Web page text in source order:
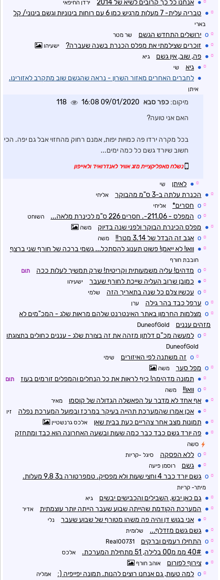
● אנחנו כל כך קרובים לשיא של 2014 ירדן החיפאי
☼
● טבריה עלית- 7 מעלות מרגיש כמו 6 עם רוחות בינוניות וגשם בינוני/ קל
בארי
☼
o ירושלים התחדש הגשם שר מטר
☼
● זוכרים שצילמתי את מפלס הכנרת בשנה שעברה? ישעיהו
☼
● פה, שוב, אין גשם גיא
☼
● גיא שי
● לחברים האחרים מאזור השרון - נראה שהגשם שוב מתקרב לאזורינו.
איתן
מיקום: כפר סבא 09/01/2020 16:08
118
האם אני טועה?
בכל מקרה ירדו פה כמויות יפות, אמנם רחוק מהחזוי אבל גם יפה. הכי
חשוב שיורד גשם כל כמה ימים...
נשלח מאפליקציית מזג אוויר לאנדרואיד ולאייפון
☼
● לאיתן שי
☼
● הכנרת עלתה ב-3 ס"מ מהבוקר אליחי
☼
o חסרים* אליחי
☼
o המפלס - 211.06-. חסרים 226 ס"מ לכינרת מלאה... השוחט
☼
● מפלס הכינרת הבוקר ולפני שנה בדיוק משה
☼
o אגב זה הבדל של 3.14 מטר!! משה
☼
● וואו! לא ייאמן! פשוט תענוג להסתכל... גשמי ברכה של חורף שני ברצף
חובבת חורף
☼
o מדהים! עליה משמעותית וקריטית! שרק תמשיך לעלות ככה תום
☼
● כמובן שרוב העליה שייכת לחורף שעבר ישעיהו
☼
o עכשיו צלם כל שנה בתאריך הזה שלמי
☼
o ערפל כבד בהר גילה ערן
☼
o מצלמות החרמון באתר האינטרנט שלהם מראות שלג - המכ"מים לא
מזהים עננים
DuneofGold
☼
o למעשה מכ"ם דלתון מזהה את זה בצורת שלג - עננים כחולים בתצוגתו
DuneofGold
☼
o זה משתנה לפי האיזורים שימי
☼
o מפל סער משה
☼
● תמונה מדהימה! כיף לראות את כל הנחלים והמפלים זורמים בעוז תום
☼
o וואו!! משה
☼
● אף אחד לא מדבר על הפאשלה הגדולה של קוסמו מאיר
☼
● אכן אמרו שהמערכת תהייה בעיקר במרכז ובפועל המערכת נפלה זיו
☼
● תמונות מצב אחר צהריים כעת בבית שאן אלכס גרנשטיין
☼
● פה יורד גשם כבד כבר כמה שעות ובשעה האחרונה הוא כבד ומתחזק
סשה
☼
o ללא הפסקה סיגל -קריות
☼
● גשם רוסמן פיעה
☼
o גשם יורד כבר 4 וחצי שעות ולא מפסיק. טמפרטורה ב3 9.8 מעלות.
מיתר- קריות
☼
● גם כאן יבש, השבילים והכבישים יבשים גיא
☼
● המערכת הקודמת שהייתה שבוע שעבר הייתה יותר עוצמתית אדיר
☼
● אני בגוש דן והיה פה משהו מטורף של שבוע שעבר נלי
☼
● גשם גשם מזדלף... שלומית
☼
o התחילו רעמים וברקים Real00731
☼
● 40# ממ מ00 בלילה, 51 מתחילת המערכת. אלכס
☼
● צירוף לפורום אוהב חורף
☼
o למה טעות, גם אנחנו רוצים להנות. תמונה יפייפיה (: אמליה